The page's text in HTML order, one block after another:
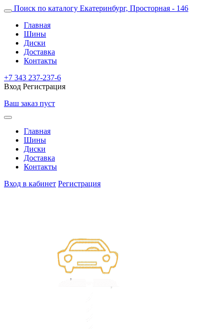
Поиск по каталогу Екатеринбург, Просторная - 146
Главная
Шины
Диски
Доставка
Контакты
+7 343 237-237-6
Вход Регистрация
Ваш заказ пуст
Главная
Шины
Диски
Доставка
Контакты
Вход в кабинет Регистрация